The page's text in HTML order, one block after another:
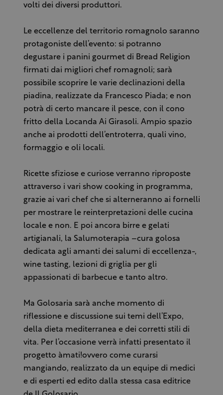
volti dei diversi produttori.
Le eccellenze del territorio romagnolo saranno
protagoniste dell’evento: si potranno
degustare i panini gourmet di Bread Religion
firmati dai migliori chef romagnoli; sarà
possibile scoprire le varie declinazioni della
piadina, realizzate da Francesco Piada; e non
potrà di certo mancare il pesce, con il cono
fritto della Locanda Ai Girasoli. Ampio spazio
anche ai prodotti dell’entroterra, quali vino,
formaggio e oli locali.
Ricette sfiziose e curiose verranno riproposte
attraverso i vari show cooking in programma,
grazie ai vari chef che si alterneranno ai fornelli
per mostrare le reinterpretazioni delle cucina
locale e non. E poi ancora birre e gelati
artigianali, la Salumoterapia –cura golosa
dedicata agli amanti dei salumi di eccellenza-,
wine tasting, lezioni di griglia per gli
appassionati di barbecue e tanto altro.
Ma Golosaria sarà anche momento di
riflessione e discussione sui temi dell’Expo,
della dieta mediterranea e dei corretti stili di
vita. Per l’occasione verrà infatti presentato il
progetto àmati!ovvero come curarsi
mangiando, realizzato da un equipe di medici
e di esperti ed edito dalla stessa casa editrice